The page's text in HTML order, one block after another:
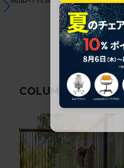
COLUMN関連コラム